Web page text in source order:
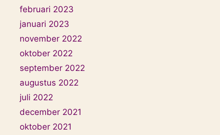
februari 2023
januari 2023
november 2022
oktober 2022
september 2022
augustus 2022
juli 2022
december 2021
oktober 2021